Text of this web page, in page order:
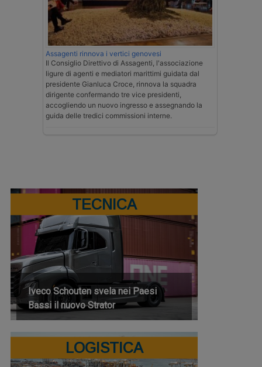
Assagenti rinnova i vertici genovesi
Il Consiglio Direttivo di Assagenti, l'associazione
ligure di agenti e mediatori marittimi guidata dal
presidente Gianluca Croce, rinnova la squadra
dirigente confermando tre vice presidenti,
accogliendo un nuovo ingresso e assegnando la
guida delle tredici commissioni interne.
TECNICA
Iveco Schouten svela nei Paesi
Bassi il nuovo Strator
LOGISTICA